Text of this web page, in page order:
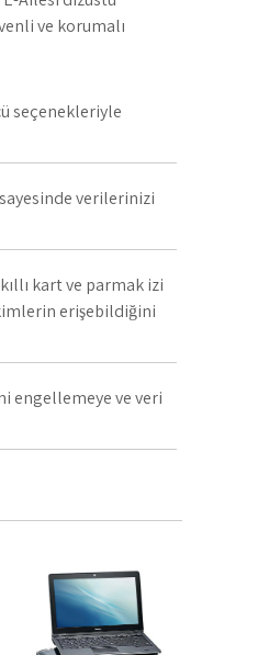
ve korumalı
seçenekleriyle
verilerinizi
kart ve parmak izi
erişebildiğini
engellemeye ve veri